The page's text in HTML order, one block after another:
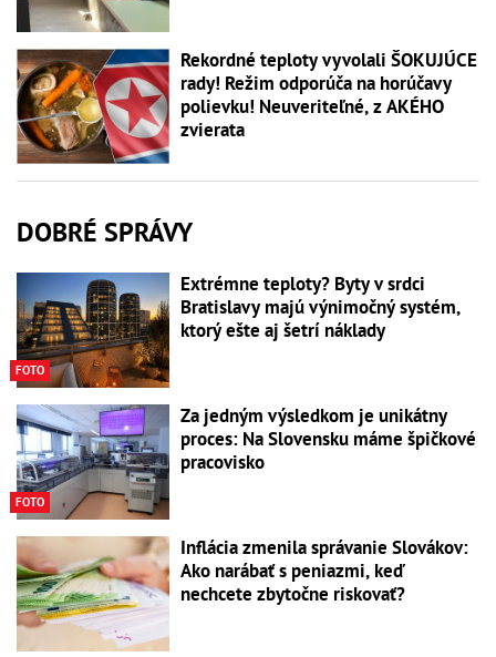
Rekordné teploty vyvolali ŠOKUJÚCE
rady! Režim odporúča na horúčavy
polievku! Neuveriteľné, z AKÉHO
zvierata
DOBRÉ SPRÁVY
FOTO
Extrémne teploty? Byty v srdci
Bratislavy majú výnimočný systém,
ktorý ešte aj šetrí náklady
FOTO
Za jedným výsledkom je unikátny
proces: Na Slovensku máme špičkové
pracovisko
Inflácia zmenila správanie Slovákov:
Ako narábať s peniazmi, keď
nechcete zbytočne riskovať?